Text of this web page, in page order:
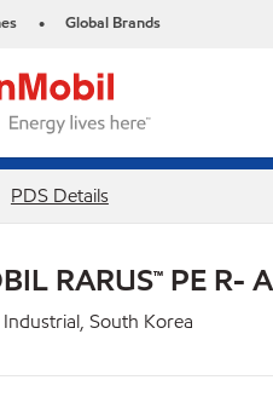
• Global Brands
PDS Details
RARUS™ PE R-
South Korea